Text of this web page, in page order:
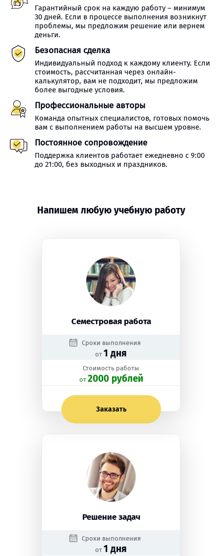
Гарантийный срок на каждую работу – минимум
30 дней. Если в процессе выполнения возникнут
проблемы, мы предложим решение или вернем
деньги.
Безопасная сделка
Индивидуальный подход к каждому клиенту. Если
стоимость, рассчитанная через онлайн-
калькулятор, вам не подходит, мы предложим
более выгодные условия.
Профессиональные авторы
Команда опытных специалистов, готовых помочь
вам с выполнением работы на высшем уровне.
Постоянное сопровождение
Поддержка клиентов работает ежедневно с 9:00
до 21:00, без выходных и праздников.
Напишем любую учебную работу
Семестровая работа
Сроки выполнения
от 1 дня
Стоимость работы
oт 2000 рублей
Заказать
Решение задач
Сроки выполнения
от 1 дня